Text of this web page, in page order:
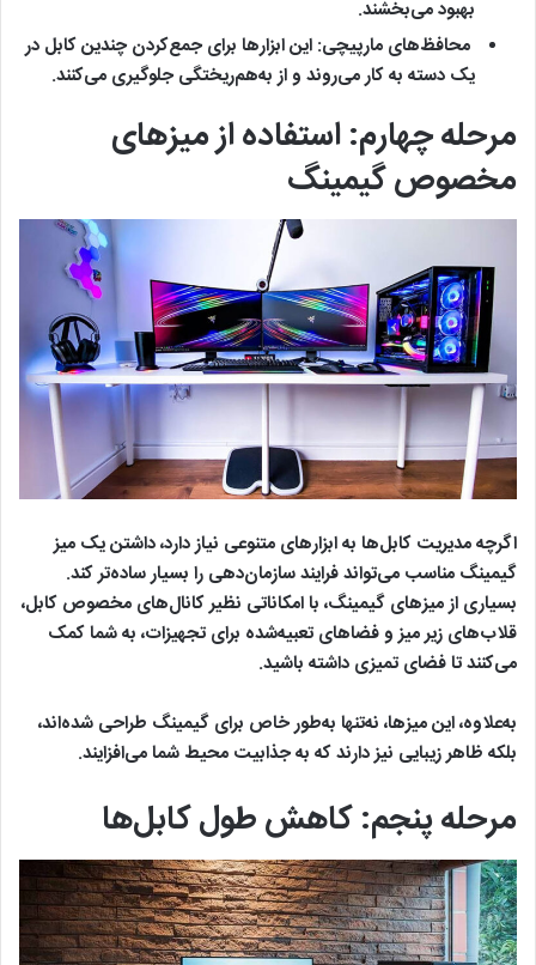
بهبود می‌بخشند.
محافظ‌های مارپیچی: این ابزارها برای جمع‌کردن چندین کابل در
یک دسته به کار می‌روند و از به‌هم‌ریختگی جلوگیری می‌کنند.
مرحله چهارم: استفاده از میزهای
مخصوص گیمینگ
اگرچه مدیریت کابل‌ها به ابزارهای متنوعی نیاز دارد، داشتن یک میز
گیمینگ مناسب می‌تواند فرایند سازمان‌دهی را بسیار ساده‌تر کند.
بسیاری از میزهای گیمینگ، با امکاناتی نظیر کانال‌های مخصوص کابل،
قلاب‌های زیر میز و فضاهای تعبیه‌شده برای تجهیزات، به شما کمک
می‌کنند تا فضای تمیزی داشته باشید.
به‌علاوه، این میزها، نه‌تنها به‌طور خاص برای گیمینگ طراحی شده‌اند،
بلکه ظاهر زیبایی نیز دارند که به جذابیت محیط شما می‌افزایند.
مرحله پنجم: کاهش طول کابل‌ها